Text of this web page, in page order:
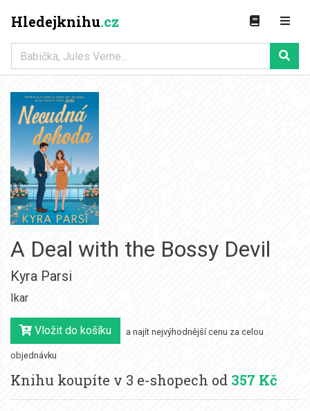
Hledejknihu.cz
A Deal with the Bossy Devil
Kyra Parsi
Ikar
Vložit do košíku a najít nejvýhodnější cenu za celou
objednávku
Knihu koupíte v 3 e-shopech od 357 Kč